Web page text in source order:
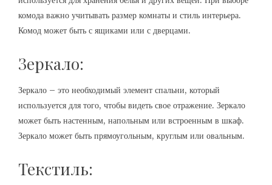
комода важно учитывать размер комнаты и стиль интерьера.
Комод может быть с ящиками или с дверцами.
Зеркало:
Зеркало – это необходимый элемент спальни, который
используется для того, чтобы видеть свое отражение. Зеркало
может быть настенным, напольным или встроенным в шкаф.
Зеркало может быть прямоугольным, круглым или овальным.
Текстиль: